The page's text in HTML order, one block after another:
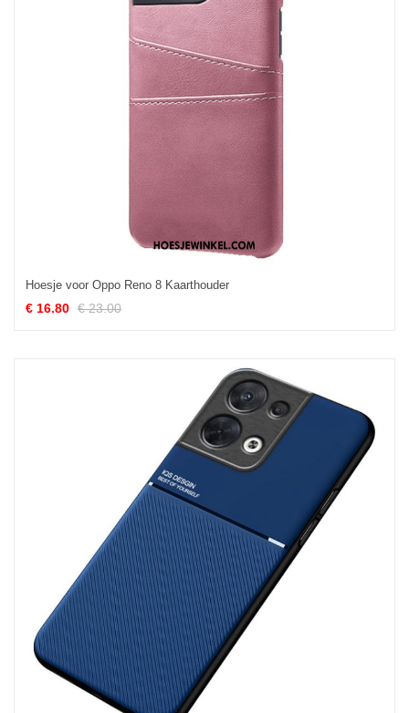
Hoesje voor Oppo Reno 8 Kaarthouder
€ 16.80 € 23.00